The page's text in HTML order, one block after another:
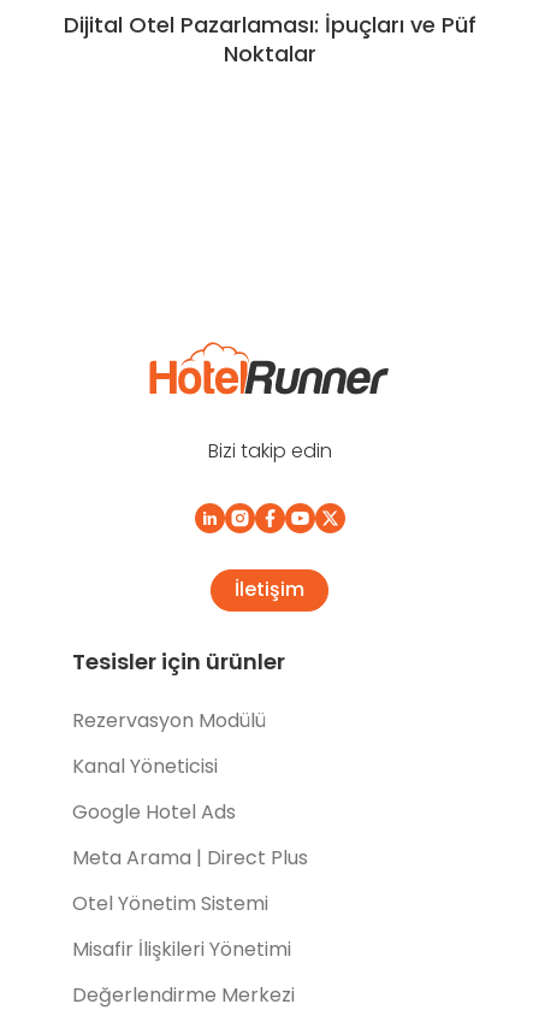
Dijital Otel Pazarlaması: İpuçları ve Püf
Noktalar
Bizi takip edin
İletişim
Tesisler için ürünler
Rezervasyon Modülü
Kanal Yöneticisi
Google Hotel Ads
Meta Arama | Direct Plus
Otel Yönetim Sistemi
Misafir İlişkileri Yönetimi
Değerlendirme Merkezi